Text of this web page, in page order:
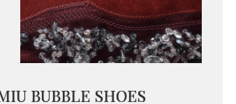
BUBBLE SHOES